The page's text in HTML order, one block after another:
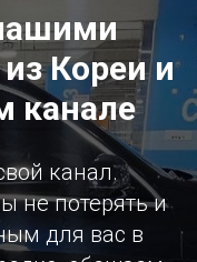
Кореи и
канале
канал.
не потерять и
для вас в